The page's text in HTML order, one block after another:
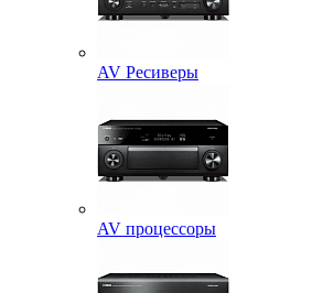
AV Ресиверы
AV процессоры